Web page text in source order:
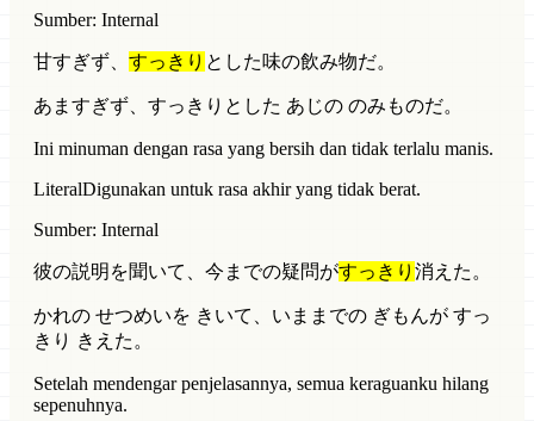
Sumber: Internal
甘すぎず、 すっきり とした味の飲み物だ。
あますぎず、すっきりとした あじの のみものだ。
Ini minuman dengan rasa yang bersih dan tidak terlalu manis.
LiteralDigunakan untuk rasa akhir yang tidak berat.
Sumber: Internal
彼の説明を聞いて、今までの疑問がすっきり 消えた。
かれの せつめいを きいて、いままでの ぎもんが すっ
きり きえた。
Setelah mendengar penjelasannya, semua keraguanku hilang
sepenuhnya.